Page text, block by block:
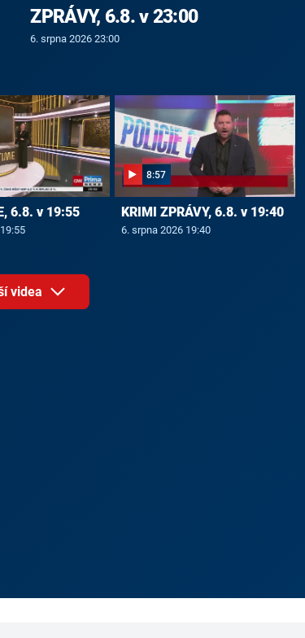
ZPRÁVY, 6.8. v 23:00
6. srpna 2026 23:00
6.8. v 19:55
8:57
KRIMI ZPRÁVY, 6.8. v 19:40
6. srpna 2026 19:40
videa